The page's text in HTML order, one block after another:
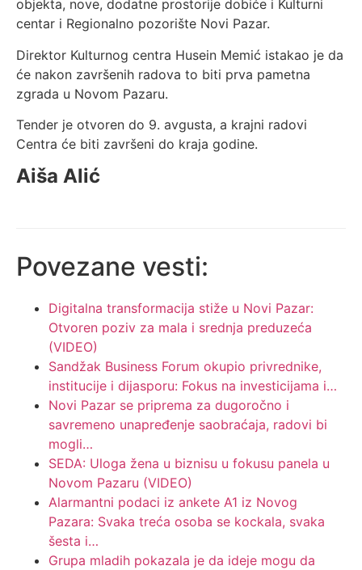
objekta, nove, dodatne prostorije dobiće i Kulturni
centar i Regionalno pozorište Novi Pazar.
Direktor Kulturnog centra Husein Memić istakao je da
će nakon završenih radova to biti prva pametna
zgrada u Novom Pazaru.
Tender je otvoren do 9. avgusta, a krajni radovi
Centra će biti završeni do kraja godine.
Aiša Alić
Povezane vesti:
Digitalna transformacija stiže u Novi Pazar:
Otvoren poziv za mala i srednja preduzeća
(VIDEO)
Sandžak Business Forum okupio privrednike,
institucije i dijasporu: Fokus na investicijama i…
Novi Pazar se priprema za dugoročno i
savremeno unapređenje saobraćaja, radovi bi
mogli…
SEDA: Uloga žena u biznisu u fokusu panela u
Novom Pazaru (VIDEO)
Alarmantni podaci iz ankete A1 iz Novog
Pazara: Svaka treća osoba se kockala, svaka
šesta i…
Grupa mladih pokazala je da ideje mogu da